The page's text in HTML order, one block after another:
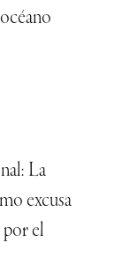
La
excusa
por el